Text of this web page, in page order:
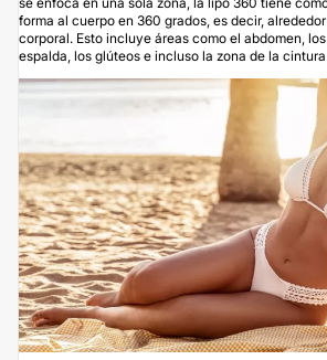
forma al cuerpo en 360 grados, es decir,
corporal. Esto incluye áreas como el abdomen,
espalda, los glúteos e incluso la zona de la